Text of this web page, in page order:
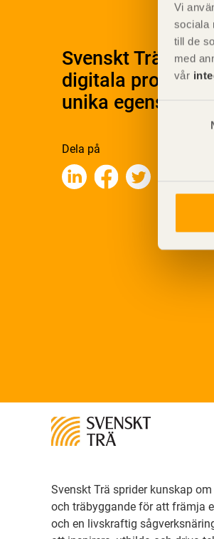
Vi
sociala
till de
med
vår
Svenskt Träs
digitala
unika egenskaper.
Dela på
Svenskt Trä sprider kunskap
och träbyggande för att främja
och en livskraftig